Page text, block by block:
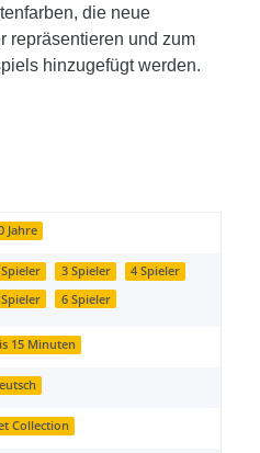
die neue
repräsentieren und zum
hinzugefügt werden.
Jahre
3 Spieler
4 Spieler
6 Spieler
15 Minuten
Collection